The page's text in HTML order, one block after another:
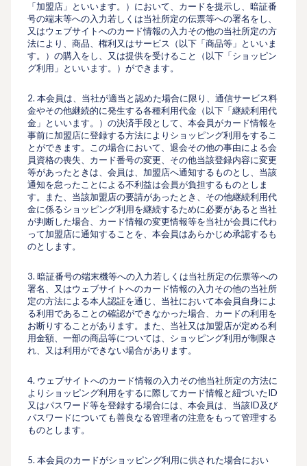
「加盟店」といいます。）において、カードを提⽰し、暗証番
号の端末等への入力若しくは当社所定の伝票等への署名をし、
又はウェブサイトへのカード情報の入力その他の当社所定の⽅
法により、商品、権利又はサービス（以下「商品等」といいま
す。）の購入をし、又は提供を受けること（以下「ショッピン
グ利⽤」といいます。）ができます。
2. 本会員は、当社が適当と認めた場合に限り、通信サービス料
⾦やその他継続的に発⽣する各種利⽤代⾦（以下「継続利⽤代
⾦」といいます。）の決済⼿段として、本会員がカード情報を
事前に加盟店に登録する⽅法によりショッピング利⽤をするこ
とができます。この場合において、退会その他の事由による会
員資格の喪失、カード番号の変更、その他当該登録内容に変更
等があったときは、会員は、加盟店へ通知するものとし、当該
通知を怠ったことによる不利益は会員が負担するものとしま
す。また、当該加盟店の要請があったとき、その他継続利⽤代
⾦に係るショッピング利⽤を継続するために必要があると当社
が判断した場合、カード情報の変更情報等を当社が会員に代わ
って加盟店に通知することを、本会員はあらかじめ承認するも
のとします。
3. 暗証番号の端末機等への⼊⼒若しくは当社所定の伝票等への
署名、又はウェブサイトへのカード情報の入力その他の当社所
定の⽅法による本⼈認証を通じ、当社において本会員自身によ
る利用であることの確認ができなかった場合、カードの利⽤を
お断りすることがあります。また、当社又は加盟店が定める利
⽤⾦額、⼀部の商品等については、ショッピング利⽤が制限さ
れ、又は利⽤ができない場合があります。
4. ウェブサイトへのカード情報の入力その他当社所定の方法に
よりショッピング利用をするに際してカード情報と紐づいたID
又はパスワード等を登録する場合には、本会員は、当該ID及び
パスワードについても善良なる管理者の注意をもって管理する
ものとします。
5. 本会員のカードがショッピング利用に供された場合におい